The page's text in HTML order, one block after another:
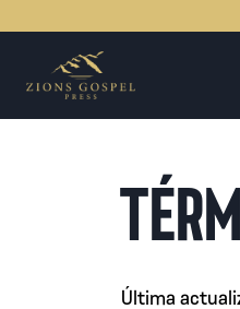
contenido
Última